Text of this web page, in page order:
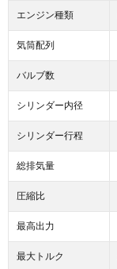
エンジン種類
気筒配列
バルブ数
シリンダー内径
シリンダー行程
総排気量
圧縮比
最高出力
最大トルク